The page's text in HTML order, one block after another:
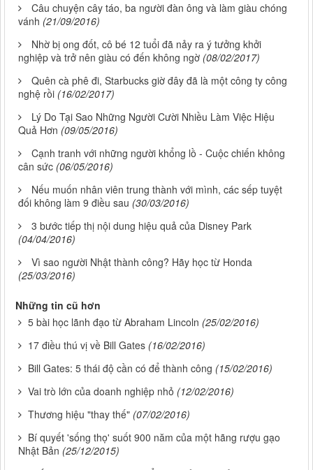
Câu chuyện cây táo, ba người đàn ông và làm giàu chóng
vánh (21/09/2016)
Nhờ bị ong đốt, cô bé 12 tuổi đã nảy ra ý tưởng khởi
nghiệp và trở nên giàu có đến không ngờ (08/02/2017)
Quên cà phê đi, Starbucks giờ đây đã là một công ty công
nghệ rồi (16/02/2017)
Lý Do Tại Sao Những Người Cười Nhiều Làm Việc Hiệu
Quả Hơn (09/05/2016)
Cạnh tranh với những người khổng lồ - Cuộc chiến không
cân sức (06/05/2016)
Nếu muốn nhân viên trung thành với mình, các sếp tuyệt
đối không làm 9 điều sau (30/03/2016)
3 bước tiếp thị nội dung hiệu quả của Disney Park
(04/04/2016)
Vì sao người Nhật thành công? Hãy học từ Honda
(25/03/2016)
Những tin cũ hơn
5 bài học lãnh đạo từ Abraham Lincoln (25/02/2016)
17 điều thú vị về Bill Gates (16/02/2016)
Bill Gates: 5 thái độ cần có để thành công (15/02/2016)
Vai trò lớn của doanh nghiệp nhỏ (12/02/2016)
Thương hiệu "thay thế" (07/02/2016)
Bí quyết 'sống thọ' suốt 900 năm của một hãng rượu gạo
Nhật Bản (25/12/2015)